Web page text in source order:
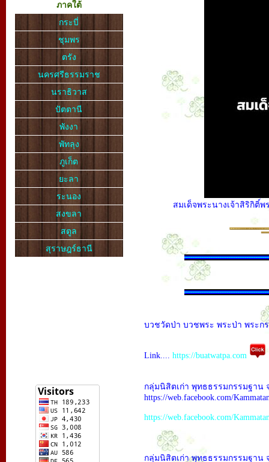
ภาคใต้
กระบี่
ชุมพร
ตรัง
นครศรีธรรมราช
นราธิวาส
ปัตตานี
พังงา
พัทลุง
ภูเก็ต
ยะลา
ระนอง
สงขลา
สตูล
สุราษฎร์ธานี
สมเด็จพระนางเจ้าสิริกิติ์
บวชวัดป่า บวชพระ พระป่า พระก
Link.... https://buatwatpa.com
กลุ่มนิสิตเก่า พุทธธรรมกรรมฐาน
https://web.facebook.com/
https://web.facebook.com/
กลุ่มนิสิตเก่า พุทธธรรมกรรมฐาน